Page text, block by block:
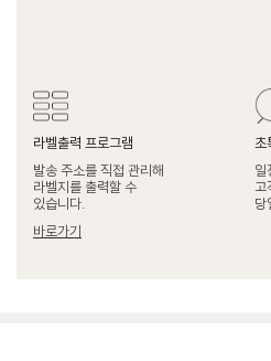
라벨출력 프로그램
발송 주소를 직접 관리해
라벨지를 출력할 수
있습니다.
바로가기
초
일
고
당